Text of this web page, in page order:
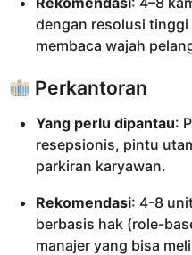
dengan resolusi
membaca wajah
Perkantoran
Yang perlu dipantau:
resepsionis, pintu
parkiran karyawan.
Rekomendasi: 4-8
berbasis hak (role-
manajer yang bisa